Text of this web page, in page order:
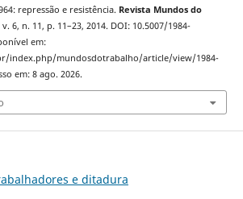
repressão e resistência. Revista Mundos do
6, n. 11, p. 11–23, 2014. DOI: 10.5007/1984-
em:
index.php/mundosdotrabalho/article/view/1984-
em: 8 ago. 2026.
e ditadura